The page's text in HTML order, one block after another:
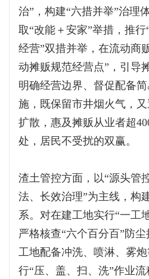
治”，构建“六措并举”治理
取“改能＋安家”举措，推
经营”双措并举，在流动商
动摊贩规范经营点”，引导
明确经营边界、督促配备
施，既保留市井烟火气，
扩散，惠及摊贩从业者超
处，居民不受扰的双赢。
渣土管控方面，以“源头管
法、长效治理”为主线，构
系。对在建工地实行“一工
严格核查“六个百分百”防
工地配备冲洗、喷淋、雾
行“压、盖、扫、洗”作业